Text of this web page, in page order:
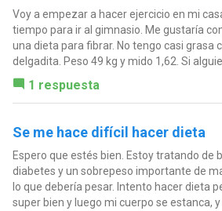
Voy a empezar a hacer ejercicio en mi
tiempo para ir al gimnasio. Me gustaría
una dieta para fibrar. No tengo casi grasa
delgadita. Peso 49 kg y mido 1,62. Si
1 respuesta
Se me hace difícil hacer dieta
Espero que estés bien. Estoy tratando de
diabetes y un sobrepeso importante de
lo que debería pesar. Intento hacer dieta
super bien y luego mi cuerpo se estanca, y